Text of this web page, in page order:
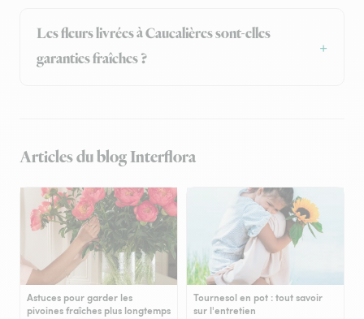
Les fleurs livrées à Caucalières sont-elles
garanties fraîches ?
Articles du blog Interflora
Astuces pour garder les
pivoines fraîches plus longtemps
Tournesol en pot : tout savoir
sur l'entretien